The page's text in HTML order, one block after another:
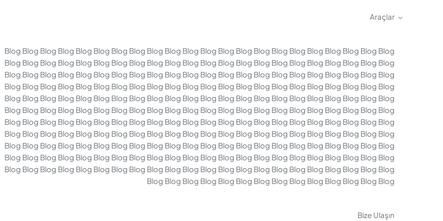
Araçlar
Blog Blog Blog Blog Blog Blog Blog Blog Blog Blog Blog Blog Blog Blog Blog Blog Blog Blog Blog Blog Blog Blog
Blog Blog Blog Blog Blog Blog Blog Blog Blog Blog Blog Blog Blog Blog Blog Blog Blog Blog Blog Blog Blog Blog
Blog Blog Blog Blog Blog Blog Blog Blog Blog Blog Blog Blog Blog Blog Blog Blog Blog Blog Blog Blog Blog Blog
Blog Blog Blog Blog Blog Blog Blog Blog Blog Blog Blog Blog Blog Blog Blog Blog Blog Blog Blog Blog Blog Blog
Blog Blog Blog Blog Blog Blog Blog Blog Blog Blog Blog Blog Blog Blog Blog Blog Blog Blog Blog Blog Blog Blog
Blog Blog Blog Blog Blog Blog Blog Blog Blog Blog Blog Blog Blog Blog Blog Blog Blog Blog Blog Blog Blog Blog
Blog Blog Blog Blog Blog Blog Blog Blog Blog Blog Blog Blog Blog Blog Blog Blog Blog Blog Blog Blog Blog Blog
Blog Blog Blog Blog Blog Blog Blog Blog Blog Blog Blog Blog Blog Blog Blog Blog Blog Blog Blog Blog Blog Blog
Blog Blog Blog Blog Blog Blog Blog Blog Blog Blog Blog Blog Blog Blog Blog Blog Blog Blog Blog Blog Blog Blog
Blog Blog Blog Blog Blog Blog Blog Blog Blog Blog Blog Blog Blog Blog Blog Blog Blog Blog Blog Blog Blog Blog
Blog Blog Blog Blog Blog Blog Blog Blog Blog Blog Blog Blog Blog Blog Blog Blog Blog Blog Blog Blog Blog Blog
Blog Blog Blog Blog Blog Blog Blog Blog Blog Blog Blog Blog Blog Blog
Bize Ulaşın